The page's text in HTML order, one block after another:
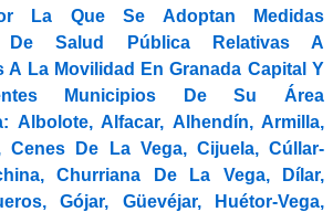
La Que Se Adoptan Medidas
De Salud Pública Relativas A
A La Movilidad En Granada Capital Y
Municipios De Su Área
Albolote, Alfacar, Alhendín, Armilla,
Cenes De La Vega, Cijuela, Cúllar-
Churriana De La Vega, Dílar,
Gójar, Güevéjar, Huétor-Vega,